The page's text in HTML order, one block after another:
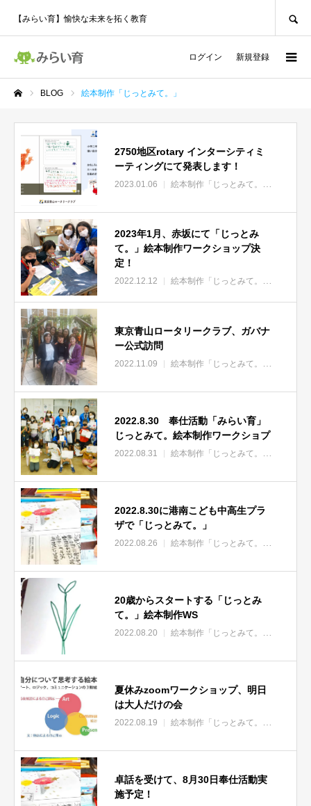
【みらい育】愉快な未来を拓く教育
ログイン 新規登録
BLOG 絵本制作「じっとみて。」
2750地区rotary インターシティミ
ーティングにて発表します！
2023.01.06 絵本制作「じっとみて。」
2023年1月、赤坂にて「じっとみ
て。」絵本制作ワークショップ決
定！
2022.12.12 絵本制作「じっとみて。」
東京青山ロータリークラブ、ガバナ
ー公式訪問
2022.11.09 絵本制作「じっとみて。」
2022.8.30 奉仕活動「みらい育」
じっとみて。絵本制作ワークショプ
2022.08.31 絵本制作「じっとみて。」
2022.8.30に港南こども中高生プラ
ザで「じっとみて。」
2022.08.26 絵本制作「じっとみて。」
20歳からスタートする「じっとみ
て。」絵本制作WS
2022.08.20 絵本制作「じっとみて。」
夏休みzoomワークショップ、明日
は大人だけの会
2022.08.19 絵本制作「じっとみて。」
卓話を受けて、8月30日奉仕活動実
施予定！